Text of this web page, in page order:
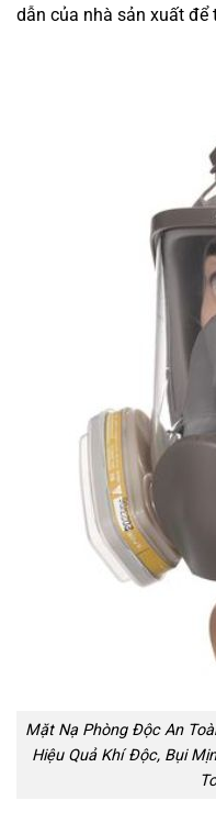
dẫn của nhà sản xuất để
Mặt Nạ Phòng Độc An
Hiệu Quả Khí Độc, Bụi